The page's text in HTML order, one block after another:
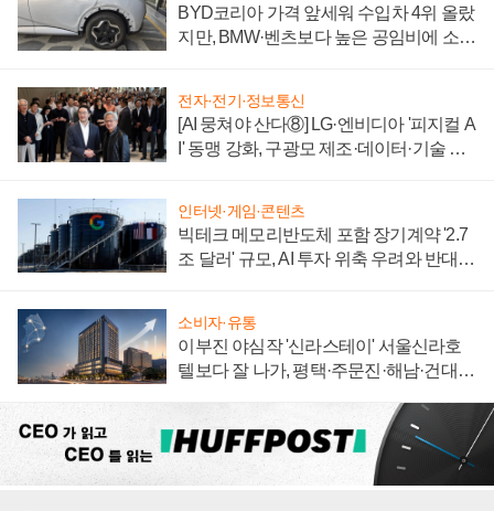
BYD코리아 가격 앞세워 수입차 4위 올랐
지만, BMW·벤츠보다 높은 공임비에 소비
전자·전기·정보통신
[AI 뭉쳐야 산다⑧] LG·엔비디아 '피지컬 A
I' 동맹 강화, 구광모 제조·데이터·기술 결
인터넷·게임·콘텐츠
빅테크 메모리반도체 포함 장기계약 '2.7
조 달러' 규모, AI 투자 위축 우려와 반대
소비자·유통
이부진 야심작 '신라스테이' 서울신라호
텔보다 잘 나가, 평택·주문진·해남·건대로